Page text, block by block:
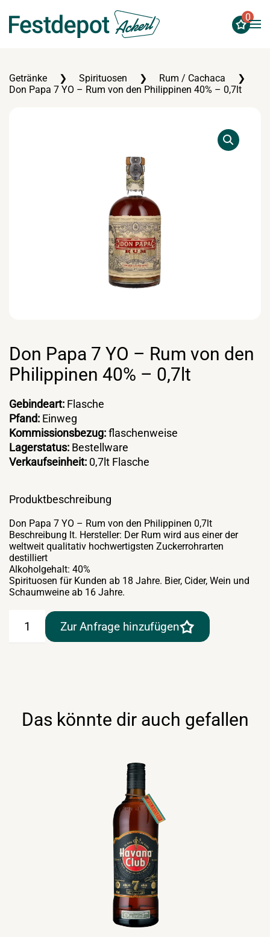
Zum Hauptinhalt springen
0
Getränke Spirituosen
Rum / Cachaca
Don Papa 7 YO – Rum von den Philippinen 40% – 0,7lt
Don Papa 7 YO – Rum von den
Philippinen 40% – 0,7lt
Gebindeart: Flasche
Pfand: Einweg
Kommissionsbezug:flaschenweise
Lagerstatus: Bestellware
Verkaufseinheit: 0,7lt Flasche
Produktbeschreibung
Don Papa 7 YO – Rum von den Philippinen 0,7lt
Beschreibung lt. Hersteller: Der Rum wird aus einer der
weltweit qualitativ hochwertigsten Zuckerrohrarten
destilliert
Alkoholgehalt: 40%
Spirituosen für Kunden ab 18 Jahre. Bier, Cider, Wein und
Schaumweine ab 16 Jahre.
Papa
Zur Anfrage hinzufügen
Das könnte dir auch gefallen